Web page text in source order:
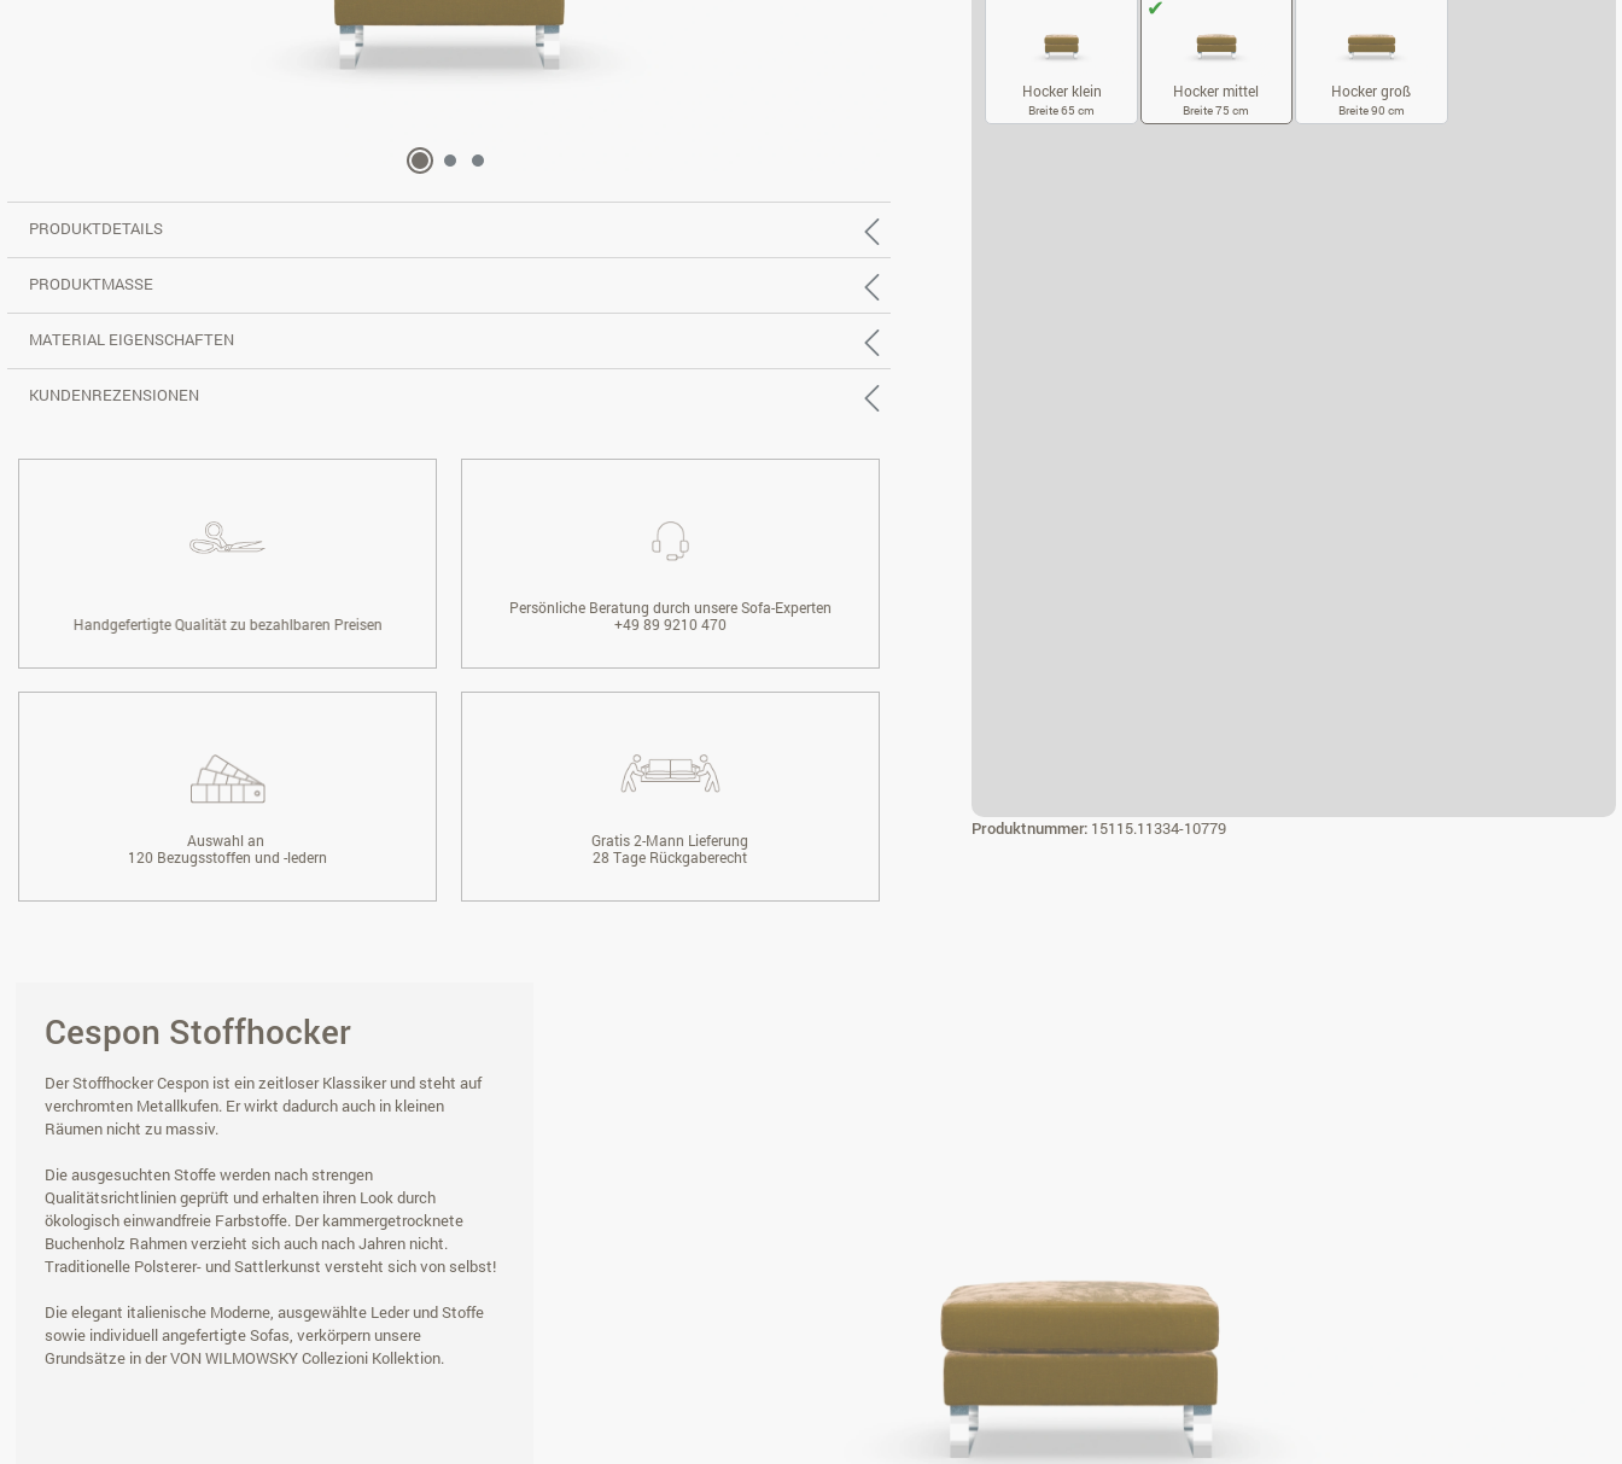
Hocker klein
Breite 65 cm
Hocker mittel
Breite 75 cm
Hocker groß
Breite 90 cm
Produktnummer: 15115.11334-10779
PRODUKTDETAILS
PRODUKTMASSE
MATERIAL EIGENSCHAFTEN
KUNDENREZENSIONEN
Handgefertigte Qualität zu bezahlbaren Preisen
Persönliche Beratung durch unsere Sofa-Experten
+49 89 9210 470
Auswahl an
120 Bezugsstoffen und -ledern
Gratis 2-Mann Lieferung
28 Tage Rückgaberecht
Cespon Stoffhocker
Der Stoffhocker Cespon ist ein zeitloser Klassiker und steht auf
verchromten Metallkufen. Er wirkt dadurch auch in kleinen
Räumen nicht zu massiv.
Die ausgesuchten Stoffe werden nach strengen
Qualitätsrichtlinien geprüft und erhalten ihren Look durch
ökologisch einwandfreie Farbstoffe. Der kammergetrocknete
Buchenholz Rahmen verzieht sich auch nach Jahren nicht.
Traditionelle Polsterer- und Sattlerkunst versteht sich von selbst!
Die elegant italienische Moderne, ausgewählte Leder und Stoffe
sowie individuell angefertigte Sofas, verkörpern unsere
Grundsätze in der VON WILMOWSKY Collezioni Kollektion.